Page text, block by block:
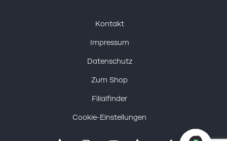
Kontakt
Impressum
Datenschutz
Zum Shop
Filialfinder
Cookie-Einstellungen